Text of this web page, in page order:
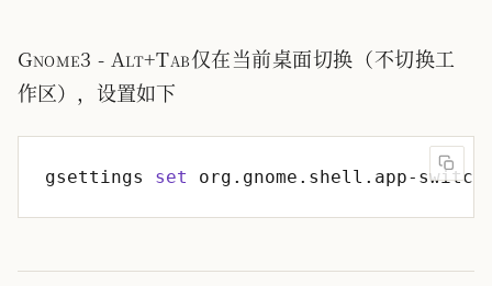
Gnome3 - Alt+Tab仅在当前桌面切换（不切换工
作区），设置如下
gsettings set org.gnome.shell.app-